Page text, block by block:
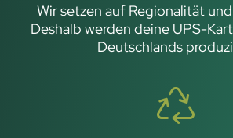
Wir setzen auf Regionalität
Deshalb werden deine UPS-
Deutschlands